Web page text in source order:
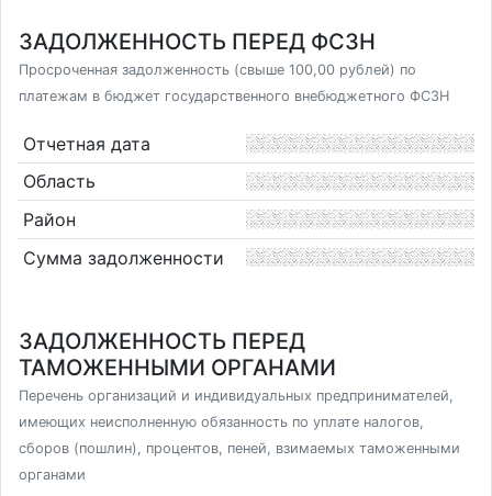
ЗАДОЛЖЕННОСТЬ ПЕРЕД ФСЗН
Просроченная задолженность (свыше 100,00 рублей) по
платежам в бюджет государственного внебюджетного ФСЗН
Отчетная дата
Область
Район
Сумма задолженности
ЗАДОЛЖЕННОСТЬ ПЕРЕД
ТАМОЖЕННЫМИ ОРГАНАМИ
Перечень организаций и индивидуальных предпринимателей,
имеющих неисполненную обязанность по уплате налогов,
сборов (пошлин), процентов, пеней, взимаемых таможенными
органами